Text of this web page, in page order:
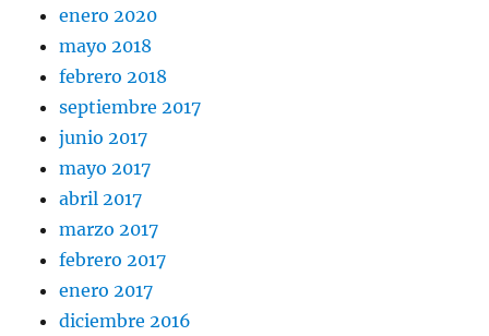
enero 2020
mayo 2018
febrero 2018
septiembre 2017
junio 2017
mayo 2017
abril 2017
marzo 2017
febrero 2017
enero 2017
diciembre 2016